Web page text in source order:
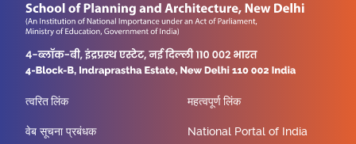
त्वरित लिंक
वेब सूचना प्रबंधक
महत्वपूर्ण लिंक
National Portal of India